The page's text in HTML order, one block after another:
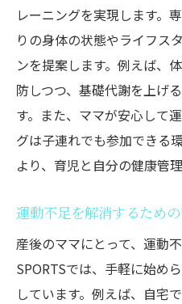
レーニングを実現します。
りの身体の状態やライフス
ンを提案します。例えば、
防しつつ、基礎代謝を上げ
す。また、ママが安心して
グは子連れでも参加できる
より、育児と自分の健康管
運動不足を解消するため
産後のママにとって、運動
SPORTSでは、手軽に始め
しています。例えば、自宅